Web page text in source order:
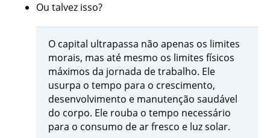
Ou talvez isso?
O capital ultrapassa não apenas os limites
morais, mas até mesmo os limites físicos
máximos da jornada de trabalho. Ele
usurpa o tempo para o crescimento,
desenvolvimento e manutenção saudável
do corpo. Ele rouba o tempo necessário
para o consumo de ar fresco e luz solar.